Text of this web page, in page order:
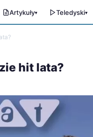
Artykuły▾ Teledyski▾
hit lata?